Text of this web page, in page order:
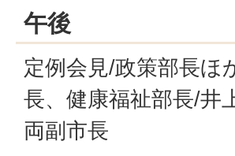
午後
定例会見/政策部長ほ
長、健康福祉部長/井
両副市長